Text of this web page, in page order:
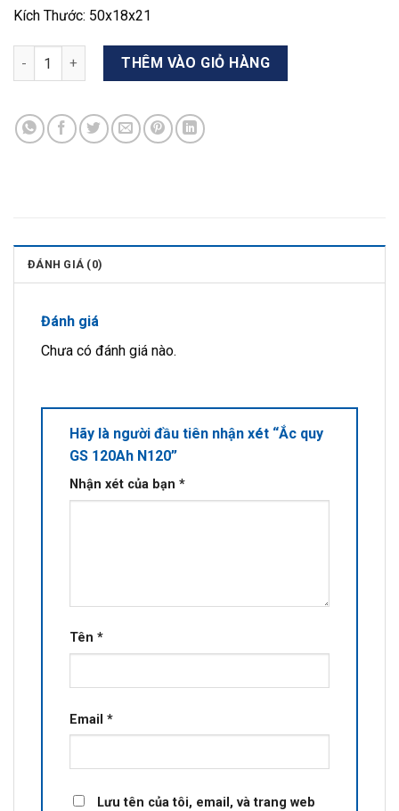
Kích Thước: 50x18x21
Ắc quy GS 120Ah N120 số lượng
THÊM VÀO GIỎ HÀNG
ĐÁNH GIÁ (0)
Đánh giá
Chưa có đánh giá nào.
Hãy là người đầu tiên nhận xét “Ắc quy
GS 120Ah N120”
Nhận xét của bạn *
Tên *
Email *
Lưu tên của tôi, email, và trang web